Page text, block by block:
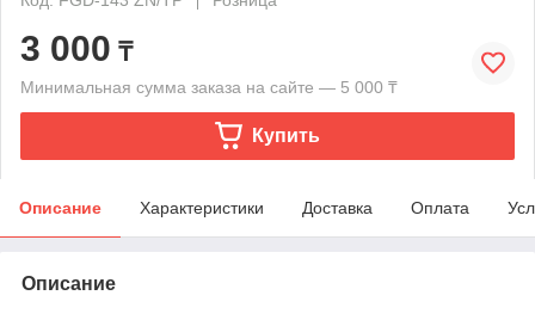
3 000 ₸
Минимальная сумма заказа на сайте — 5 000 ₸
Купить
Описание Характеристики Доставка Оплата
Описание